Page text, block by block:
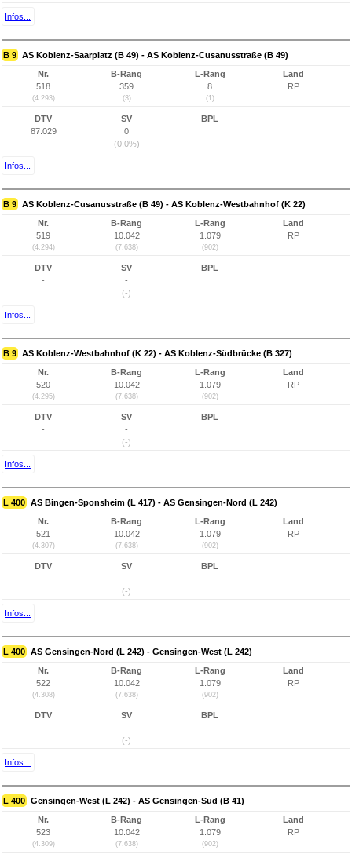
Infos...
B 9 AS Koblenz-Saarplatz (B 49) - AS Koblenz-Cusanusstraße (B 49)
Nr.
518
(4.293)
B-Rang
359
(3)
L-Rang
8
(1)
Land
RP
DTV
87.029
SV
0
(0,0%)
BPL
Infos...
B 9 AS Koblenz-Cusanusstraße (B 49) - AS Koblenz-Westbahnhof (K 22)
Nr.
519
(4.294)
B-Rang
10.042
(7.638)
L-Rang
1.079
(902)
Land
RP
DTV
-
SV
-
(-)
BPL
Infos...
B 9 AS Koblenz-Westbahnhof (K 22) - AS Koblenz-Südbrücke (B 327)
Nr.
520
(4.295)
B-Rang
10.042
(7.638)
L-Rang
1.079
(902)
Land
RP
DTV
-
SV
-
(-)
BPL
Infos...
L 400 AS Bingen-Sponsheim (L 417) - AS Gensingen-Nord (L 242)
Nr.
521
(4.307)
B-Rang
10.042
(7.638)
L-Rang
1.079
(902)
Land
RP
DTV
-
SV
-
(-)
BPL
Infos...
L 400 AS Gensingen-Nord (L 242) - Gensingen-West (L 242)
Nr.
522
(4.308)
B-Rang
10.042
(7.638)
L-Rang
1.079
(902)
Land
RP
DTV
-
SV
-
(-)
BPL
Infos...
L 400 Gensingen-West (L 242) - AS Gensingen-Süd (B 41)
Nr.
523
(4.309)
B-Rang
10.042
(7.638)
L-Rang
1.079
(902)
Land
RP